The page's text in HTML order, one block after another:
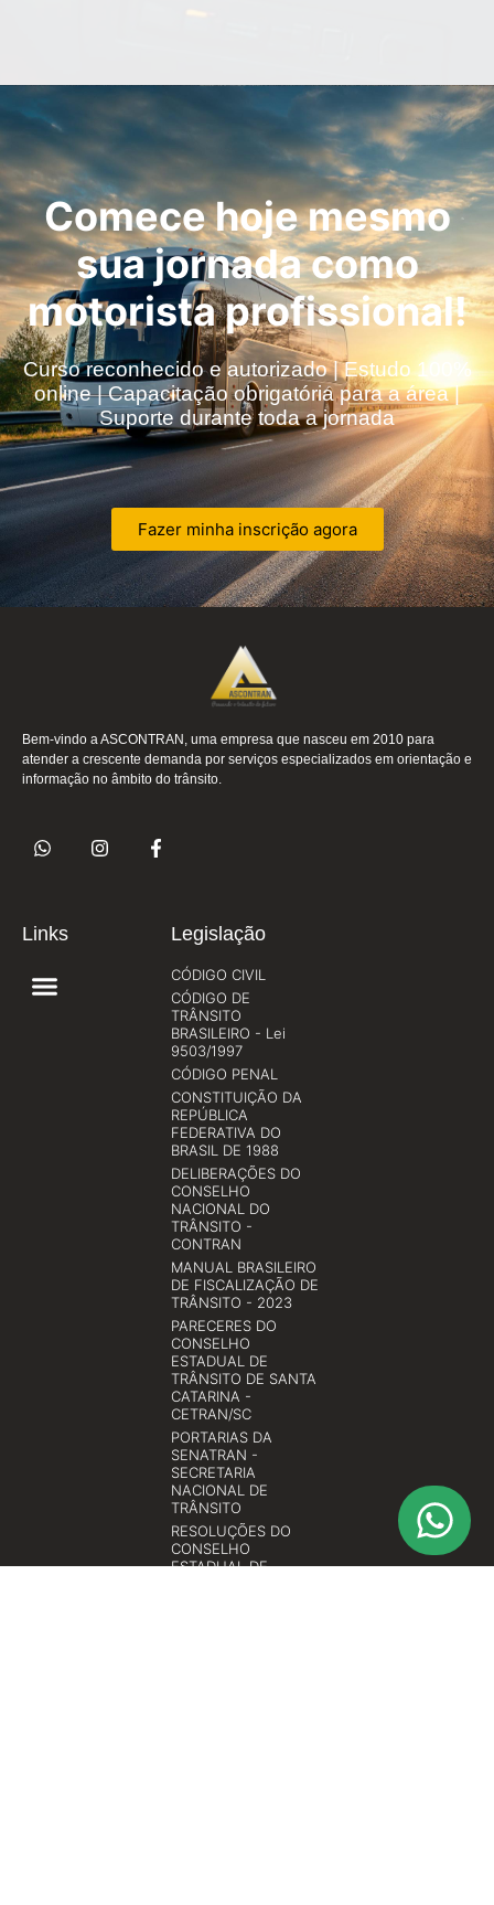
Comece hoje mesmo
sua jornada como
motorista profissional!
Curso reconhecido e autorizado | Estudo 100%
online | Capacitação obrigatória para a área |
Suporte durante toda a jornada
Fazer minha inscrição agora
Bem-vindo a ASCONTRAN, uma empresa que nasceu em 2010 para
atender a crescente demanda por serviços especializados em orientação e
informação no âmbito do trânsito.
Links Legislação
CÓDIGO CIVIL
CÓDIGO DE
TRÂNSITO
BRASILEIRO - Lei
9503/1997
CÓDIGO PENAL
CONSTITUIÇÃO DA
REPÚBLICA
FEDERATIVA DO
BRASIL DE 1988
DELIBERAÇÕES DO
CONSELHO
NACIONAL DO
TRÂNSITO -
CONTRAN
MANUAL BRASILEIRO
DE FISCALIZAÇÃO DE
TRÂNSITO - 2023
PARECERES DO
CONSELHO
ESTADUAL DE
TRÂNSITO DE SANTA
CATARINA -
CETRAN/SC
PORTARIAS DA
SENATRAN -
SECRETARIA
NACIONAL DE
TRÂNSITO
RESOLUÇÕES DO
CONSELHO
ESTADUAL DE